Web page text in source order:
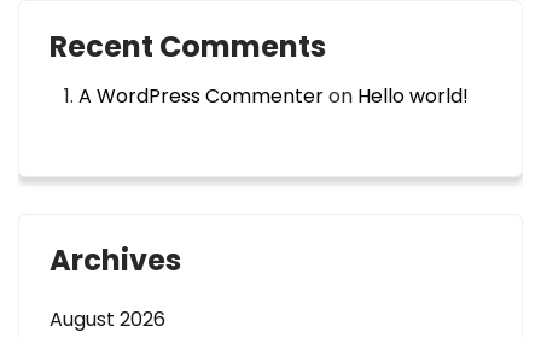
Recent Comments
A WordPress Commenteron Hello world!
Archives
August 2026